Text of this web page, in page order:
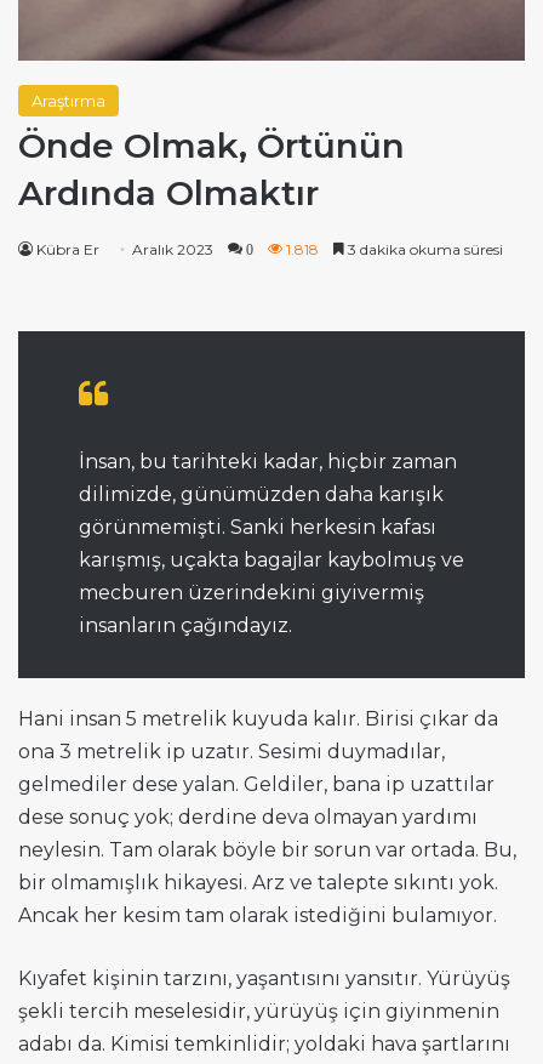
Araştırma
Önde Olmak, Örtünün
Ardında Olmaktır
Kübra Er Aralık 2023 0 1.818 3 dakika okuma süresi
İnsan, bu tarihteki kadar, hiçbir zaman
dilimizde, günümüzden daha karışık
görünmemişti. Sanki herkesin kafası
karışmış, uçakta bagajlar kaybolmuş ve
mecburen üzerindekini giyivermiş
insanların çağındayız.
Hani insan 5 metrelik kuyuda kalır. Birisi çıkar da
ona 3 metrelik ip uzatır. Sesimi duymadılar,
gelmediler dese yalan. Geldiler, bana ip uzattılar
dese sonuç yok; derdine deva olmayan yardımı
neylesin. Tam olarak böyle bir sorun var ortada. Bu,
bir olmamışlık hikayesi. Arz ve talepte sıkıntı yok.
Ancak her kesim tam olarak istediğini bulamıyor.
Kıyafet kişinin tarzını, yaşantısını yansıtır. Yürüyüş
şekli tercih meselesidir, yürüyüş için giyinmenin
adabı da. Kimisi temkinlidir; yoldaki hava şartlarını